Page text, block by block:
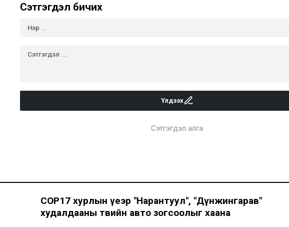
Сэтгэгдэл бичих
Үлдээх
Сэтгэгдэл алга
COP17 хурлын үеэр "Нарантуул", "Дүнжингарав"
худалдааны төвийн авто зогсоолыг хаана